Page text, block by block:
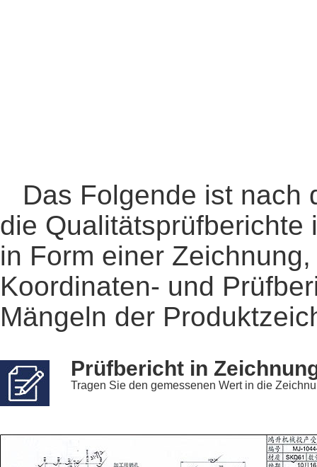
Das Folgende ist nach
die Qualitätsprüfberichte
in Form einer
Koordinaten- und
Mängeln der
Prüfbericht in
Tragen Sie den gemessenen Wert in die